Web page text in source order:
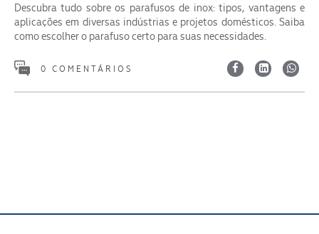
Descubra tudo sobre os parafusos de inox: tipos, vantagens e
aplicações em diversas indústrias e projetos domésticos. Saiba
como escolher o parafuso certo para suas necessidades.
0 COMENTÁRIOS